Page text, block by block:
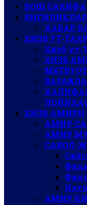
БОШ САҲИФА
ЯНГИЛИКЛАР
ХАБАР
ҲИЗБ УТ-
Ҳизб ут-
ҲИЗБ
ҲИЗБ АМИРИ
АМИР
АМИР
САВОЛ-
АМИР